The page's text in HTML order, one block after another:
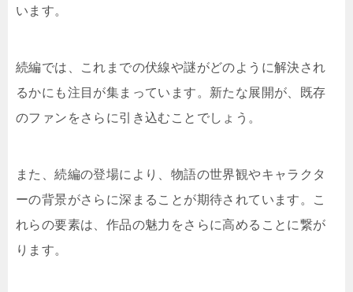
います。
続編では、これまでの伏線や謎がどのように解決され
るかにも注目が集まっています。新たな展開が、既存
のファンをさらに引き込むことでしょう。
また、続編の登場により、物語の世界観やキャラクタ
ーの背景がさらに深まることが期待されています。こ
れらの要素は、作品の魅力をさらに高めることに繋が
ります。